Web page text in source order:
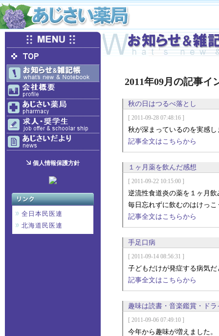
個人情報保護方針
全日本民医連
北海道民医連
2011年09月の記事イ
秋の日はつるべ落とし
[ 2011-09-28 07:48:16 ]
秋が深まっているのを実感し
記事全文はこちらから
１ヶ月薬を飲んだ感想
[ 2011-09-22 10:15:00 ]
逆流性食道炎の薬を１ヶ月飲
毎日忘れずに飲むのはけっ
記事全文はこちらから
手足口病
[ 2011-09-14 08:56:31 ]
子どもだけが発症する病気
記事全文はこちらから
趣味は読書・音楽鑑賞・ド
[ 2011-09-06 07:49:10 ]
今年から趣味が増えました。